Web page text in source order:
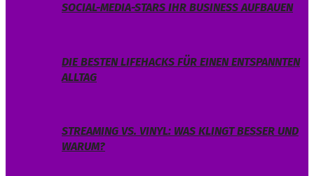
SOCIAL-MEDIA-STARS IHR BUSINESS AUFBAUEN
DIE BESTEN LIFEHACKS FÜR EINEN ENTSPANNTEN
ALLTAG
STREAMING VS. VINYL: WAS KLINGT BESSER UND
WARUM?